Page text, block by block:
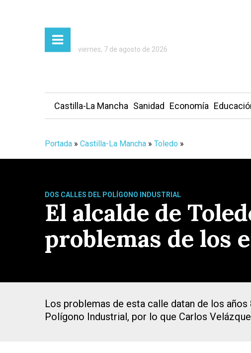
viernes, 7 de agosto de 2026
Castilla-La Mancha Sanidad Economía
Portada » Castilla-La Mancha » Toledo »
DOS CALLES DEL POLÍGONO INDUSTRIAL
El alcalde de
problemas de los
Los problemas de esta calle datan de los
Polígono Industrial, por lo que Carlos